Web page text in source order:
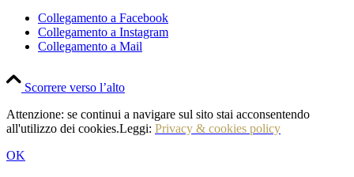
Collegamento a Facebook
Collegamento a Instagram
Collegamento a Mail
Scorrere verso l’alto
Attenzione: se continui a navigare sul sito stai acconsentendo
all'utilizzo dei cookies.Leggi: Privacy & cookies policy
OK